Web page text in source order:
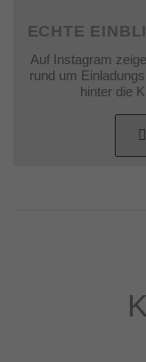
ECHTE
Auf Instagram
rund um
hinter die